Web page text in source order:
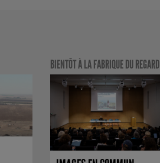
BIENTÔT À LA FABRIQUE DU REGARD